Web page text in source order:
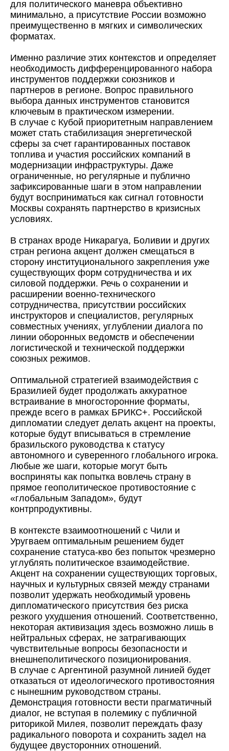
для политического маневра объективно
минимально, а присутствие России возможно
преимущественно в мягких и символических
форматах.
Именно различие этих контекстов и определяет
необходимость дифференцированного набора
инструментов поддержки союзников и
партнеров в регионе. Вопрос правильного
выбора данных инструментов становится
ключевым в практическом измерении.
В случае с Кубой приоритетным направлением
может стать стабилизация энергетической
сферы за счет гарантированных поставок
топлива и участия российских компаний в
модернизации инфраструктуры. Даже
ограниченные, но регулярные и публично
зафиксированные шаги в этом направлении
будут восприниматься как сигнал готовности
Москвы сохранять партнерство в кризисных
условиях.
В странах вроде Никарагуа, Боливии и других
стран региона акцент должен смещаться в
сторону институционального закрепления уже
существующих форм сотрудничества и их
силовой поддержки. Речь о сохранении и
расширении военно-технического
сотрудничества, присутствии российских
инструкторов и специалистов, регулярных
совместных учениях, углублении диалога по
линии оборонных ведомств и обеспечении
логистической и технической поддержки
союзных режимов.
Оптимальной стратегией взаимодействия с
Бразилией будет продолжать аккуратное
встраивание в многосторонние форматы,
прежде всего в рамках БРИКС+. Российской
дипломатии следует делать акцент на проекты,
которые будут вписываться в стремление
бразильского руководства к статусу
автономного и суверенного глобального игрока.
Любые же шаги, которые могут быть
восприняты как попытка вовлечь страну в
прямое геополитическое противостояние с
«глобальным Западом», будут
контрпродуктивны.
В контексте взаимоотношений с Чили и
Уругваем оптимальным решением будет
сохранение статуса-кво без попыток чрезмерно
углублять политическое взаимодействие.
Акцент на сохранении существующих торговых,
научных и культурных связей между странами
позволит удержать необходимый уровень
дипломатического присутствия без риска
резкого ухудшения отношений. Соответственно,
некоторая активизация здесь возможно лишь в
нейтральных сферах, не затрагивающих
чувствительные вопросы безопасности и
внешнеполитического позиционирования.
В случае с Аргентиной разумной линией будет
отказаться от идеологического противостояния
с нынешним руководством страны.
Демонстрация готовности вести прагматичный
диалог, не вступая в полемику с публичной
риторикой Милея, позволит переждать фазу
радикального поворота и сохранить задел на
будущее двусторонних отношений.